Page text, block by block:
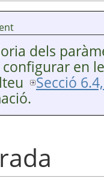
dels
en
Secció